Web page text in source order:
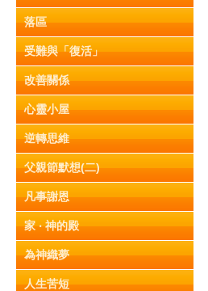
落區
受難與「復活」
改善關係
心靈小屋
逆轉思維
父親節默想(二)
凡事謝恩
家 ‧ 神的殿
為神織夢
人生苦短